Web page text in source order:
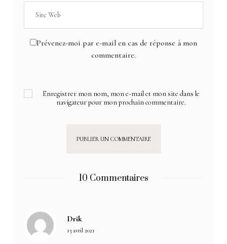
Prévenez-moi par e-mail en cas de réponse à mon
commentaire.
Enregistrer mon nom, mon e-mail et mon site dans le
navigateur pour mon prochain commentaire.
10 Commentaires
Drik
13 avril 2021